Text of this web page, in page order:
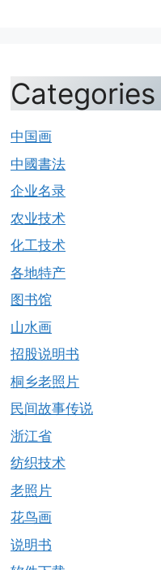
Categories
中国画
中國書法
企业名录
农业技术
化工技术
各地特产
图书馆
山水画
招股说明书
桐乡老照片
民间故事传说
浙江省
纺织技术
老照片
花鸟画
说明书